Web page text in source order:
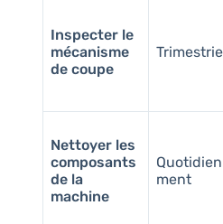
Inspecter le
mécanisme
de coupe
Nettoyer les
composants
de la
machine
ment